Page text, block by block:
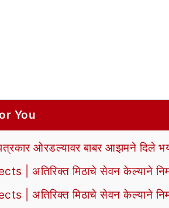
You
ओरडल्यावर बाबर आझमने दिले
| अतिरिक्त मिठाचे सेवन केल्याने
| अतिरिक्त मिठाचे सेवन केल्याने